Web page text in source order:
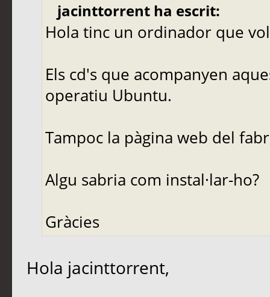
jacinttorrent ha escrit:
Hola tinc un ordinador que
Els cd's que acompanyen
operatiu Ubuntu.
Tampoc la pàgina web del
Algu sabria com instal·lar-ho?
Gràcies
Hola jacinttorrent,